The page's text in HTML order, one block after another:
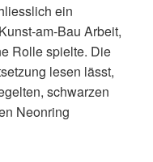
ein
am-Bau Arbeit,
Rolle spielte. Die
lesen lässt,
schwarzen
Neonring